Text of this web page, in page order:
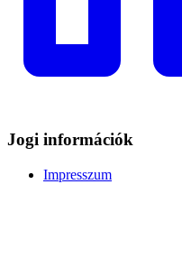
Jogi információk
Impresszum